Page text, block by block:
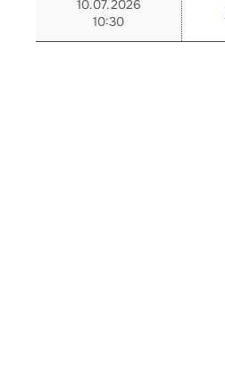
10.07.2026
10:30